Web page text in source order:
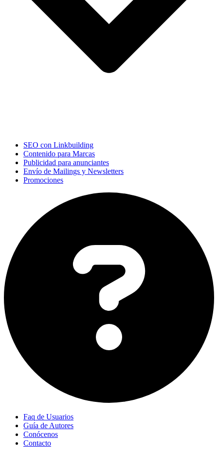
SEO con Linkbuilding
Contenido para Marcas
Publicidad para anunciantes
Envío de Mailings y Newsletters
Promociones
Faq de Usuarios
Guía de Autores
Conócenos
Contacto